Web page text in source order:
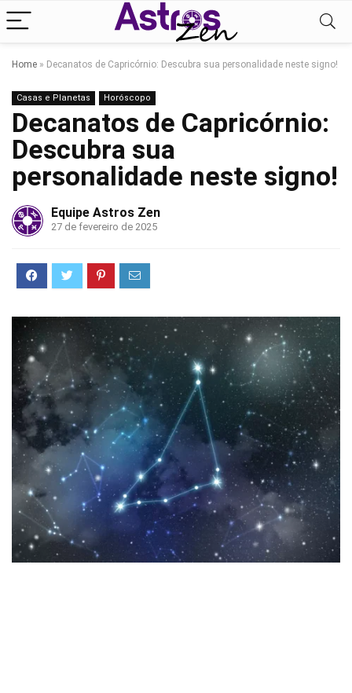
Home » Decanatos de Capricórnio: Descubra sua personalidade neste signo!
Casas e Planetas Horóscopo
Decanatos de Capricórnio:
Descubra sua
personalidade neste signo!
Equipe Astros Zen
27 de fevereiro de 2025